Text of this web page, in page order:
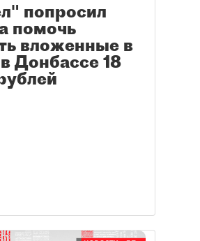
попросил
помочь
вложенные в
Донбассе 18